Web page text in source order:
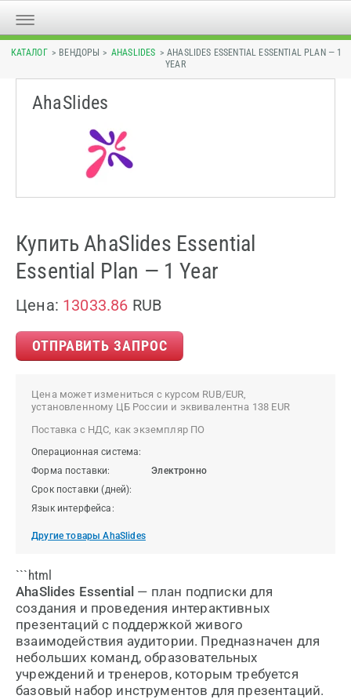
КАТАЛОГ > ВЕНДОРЫ > AHASLIDES > AHASLIDES ESSENTIAL ESSENTIAL PLAN — 1
YEAR
AhaSlides
Купить AhaSlides Essential
Essential Plan — 1 Year
Цена: 13033.86 RUB
ОТПРАВИТЬ ЗАПРОС
Цена может измениться с курсом RUB/EUR,
установленному ЦБ России и эквивалентна 138 EUR
Поставка с НДС, как экземпляр ПО
Операционная система:
Форма поставки:
Электронно
Срок поставки (дней):
Язык интерфейса:
Другие товары AhaSlides
```html
AhaSlides Essential — план подписки для
создания и проведения интерактивных
презентаций с поддержкой живого
взаимодействия аудитории. Предназначен для
небольших команд, образовательных
учреждений и тренеров, которым требуется
базовый набор инструментов для презентаций.